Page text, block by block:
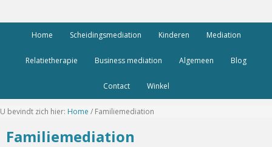
Home Scheidingsmediation Kinderen Mediation
Relatietherapie Business mediation Algemeen Blog
Contact Winkel
U bevindt zich hier: Home / Familiemediation
Familiemediation